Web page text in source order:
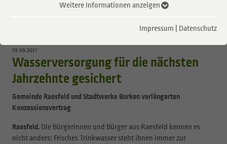
Weitere Informationen anzeigen
Impressum Datenschutz
Raesfelds Wasserversorgung ist für die nächsten Jahrzehnte gesichert: Bürgermeister
Lebensmittel Nr. 1 - frischem Trinkwasser - auf den verlängerten Konzessionsvertrag an.
29.09.2021
Wasserversorgung für die nächsten
Jahrzehnte gesichert
Gemeinde Raesfeld und Stadtwerke Borken verlängerten
Konzessionsvertrag
Raesfeld. Die Bürgerinnen und Bürger aus Raesfeld kennen es
nicht anders: Frisches Trinkwasser steht ihnen immer zur